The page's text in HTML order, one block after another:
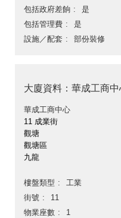
包括政府差餉
是
包括管理費
是
設施／配套
部份裝修
大廈資料：華成工商中
華成工商中心
11 成業街
觀塘
觀塘區
九龍
樓盤類型
工業
街號
11
物業座數
1